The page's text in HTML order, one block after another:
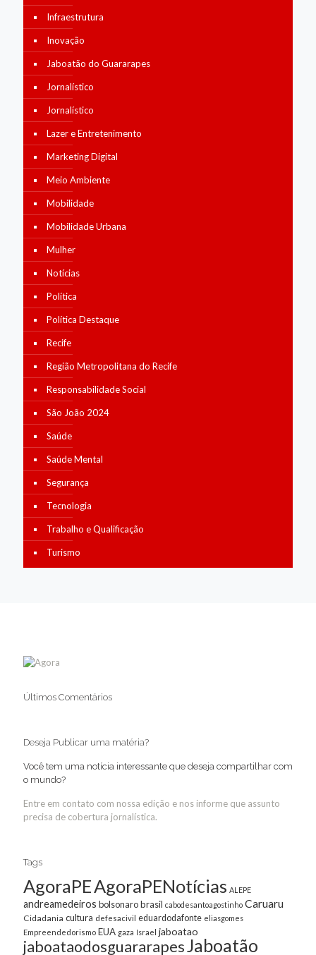
Infraestrutura
Inovação
Jaboatão do Guararapes
Jornalístico
Jornalístico
Lazer e Entretenimento
Marketing Digital
Meio Ambiente
Mobilidade
Mobilidade Urbana
Mulher
Notícias
Política
Política Destaque
Recife
Região Metropolitana do Recife
Responsabilidade Social
São João 2024
Saúde
Saúde Mental
Segurança
Tecnologia
Trabalho e Qualificação
Turismo
Últimos Comentários
Deseja Publicar uma matéria?
Você tem uma notícia interessante que deseja compartilhar com
o mundo?
Entre em contato com nossa edição e nos informe que assunto
precisa de cobertura jornalística.
Tags
AgoraPEAgoraPENotícias ALEPE
andreamedeiros bolsonarobrasil cabodesantoagostinho Caruaru
Cidadania cultura defesacivil eduardodafonte eliasgomes
Empreendedorismo EUA gaza Israel jaboatao
jaboataodosguararapesJaboatão